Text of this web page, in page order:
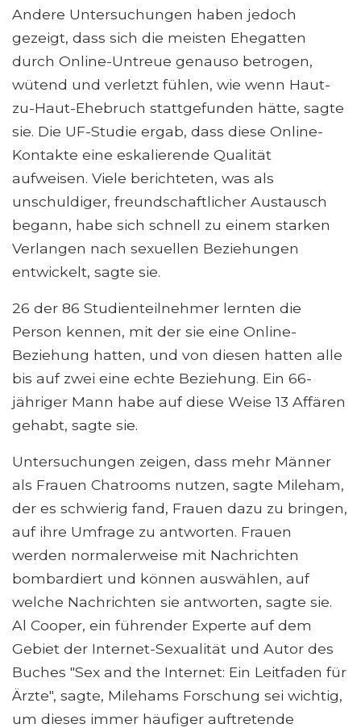
Andere Untersuchungen haben jedoch
gezeigt, dass sich die meisten Ehegatten
durch Online-Untreue genauso betrogen,
wütend und verletzt fühlen, wie wenn Haut-
zu-Haut-Ehebruch stattgefunden hätte, sagte
sie. Die UF-Studie ergab, dass diese Online-
Kontakte eine eskalierende Qualität
aufweisen. Viele berichteten, was als
unschuldiger, freundschaftlicher Austausch
begann, habe sich schnell zu einem starken
Verlangen nach sexuellen Beziehungen
entwickelt, sagte sie.
26 der 86 Studienteilnehmer lernten die
Person kennen, mit der sie eine Online-
Beziehung hatten, und von diesen hatten alle
bis auf zwei eine echte Beziehung. Ein 66-
jähriger Mann habe auf diese Weise 13 Affären
gehabt, sagte sie.
Untersuchungen zeigen, dass mehr Männer
als Frauen Chatrooms nutzen, sagte Mileham,
der es schwierig fand, Frauen dazu zu bringen,
auf ihre Umfrage zu antworten. Frauen
werden normalerweise mit Nachrichten
bombardiert und können auswählen, auf
welche Nachrichten sie antworten, sagte sie.
Al Cooper, ein führender Experte auf dem
Gebiet der Internet-Sexualität und Autor des
Buches "Sex and the Internet: Ein Leitfaden für
Ärzte", sagte, Milehams Forschung sei wichtig,
um dieses immer häufiger auftretende